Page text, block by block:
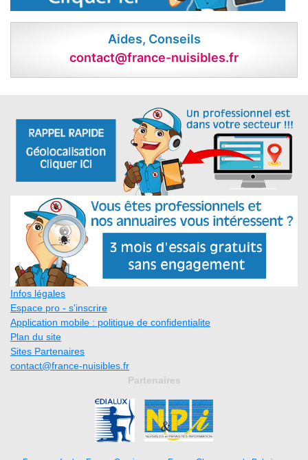
Aides, Conseils
contact@france-nuisibles.fr
Infos légales
Espace pro - s'inscrire
Application mobile : politique de confidentialite
Plan du site
Sites Partenaires
contact@france-nuisibles.fr
Partenaires